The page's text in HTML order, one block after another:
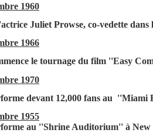
1960
Juliet Prowse, co-vedette
1966
le tournage du film ''Easy
1970
devant 12,000 fans au ''Miami
1955
au ''Shrine Auditorium'' à